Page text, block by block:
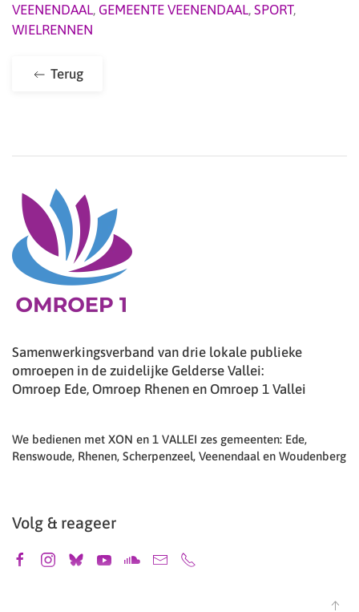
VEENENDAAL, GEMEENTE VEENENDAAL, SPORT,
WIELRENNEN
Terug
Samenwerkingsverband van drie lokale publieke
omroepen in de zuidelijke Gelderse Vallei:
Omroep Ede, Omroep Rhenen en Omroep 1 Vallei
We bedienen met XON en 1 VALLEI zes gemeenten: Ede,
Renswoude, Rhenen, Scherpenzeel, Veenendaal en Woudenberg
Volg & reageer